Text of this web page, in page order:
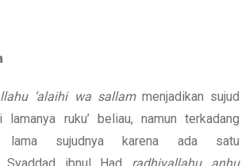
‘alaihi wa sallammenjadikan sujud
lamanya ruku’ beliau, namun terkadang
lama sujudnya karena ada satu
Syaddad ibnul Had radhiyallahu anhu